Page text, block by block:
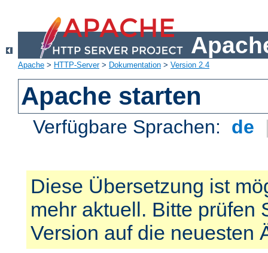
Apache > HTTP-Server> Dokumentation > Version 2.4
Apache starten
Verfügbare Sprachen: de
Diese Übersetzung ist
mehr aktuell. Bitte prüfen
Version auf die neuesten